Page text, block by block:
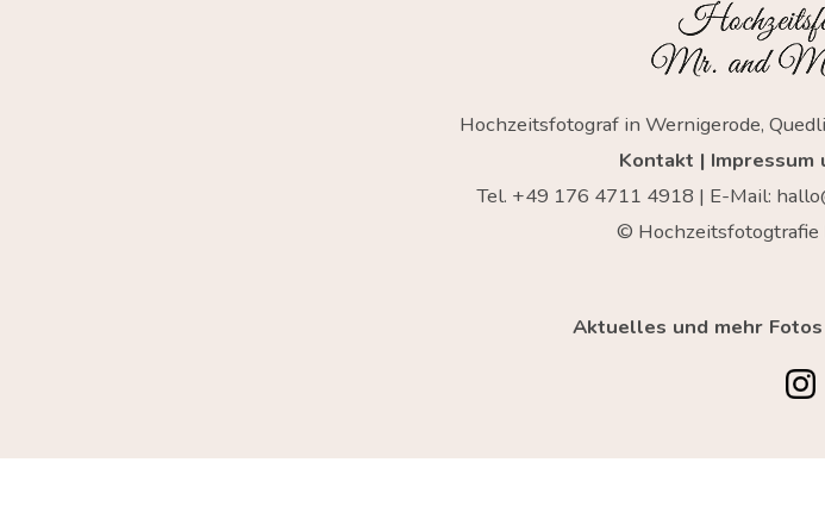
Hochzeitsfotograf in Wernigerode,
Kontakt | Impressum
Tel. +49 176 4711 4918 | E-Mail:
© Hochzeitsfotogtrafie
Aktuelles und mehr